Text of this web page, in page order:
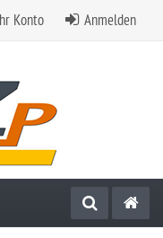
Ihr Konto Anmelden